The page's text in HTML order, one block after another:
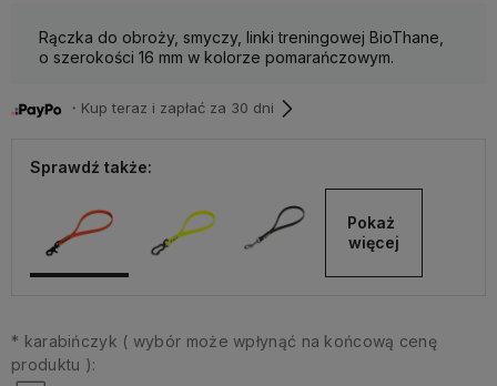
Rączka do obroży, smyczy, linki treningowej BioThane,
o szerokości 16 mm w kolorze pomarańczowym.
・Kup teraz i zapłać za 30 dni
Sprawdź także:
Pokaż
więcej
* karabińczyk ( wybór może wpłynąć na końcową cenę
produktu ):